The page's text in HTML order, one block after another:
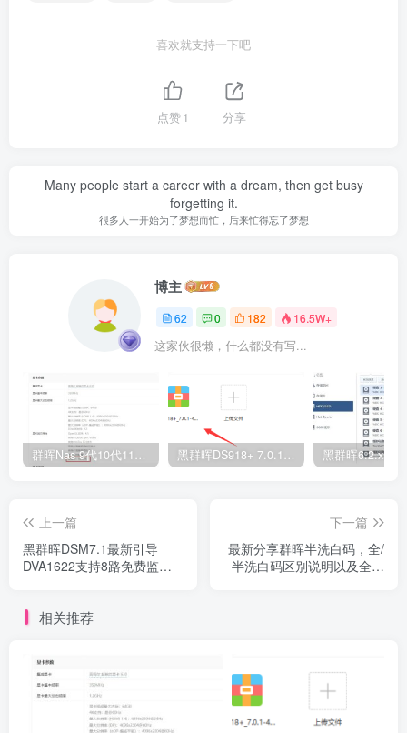
喜欢就支持一下吧
点赞1 分享
Many people start a career with a dream, then get busy
forgetting it.
很多人一开始为了梦想而忙，后来忙得忘了梦想
博主
62 0 182 16.5W+
这家伙很懒，什么都没有写...
群晖Nas 9代10代11代cpu安装DS918核显不显示、无法硬解的设置说明（支持DSM6.X和DSM7.X，支持虚拟机环境） 黑群晖DS918+ 7.0.1.42218二合一引导镜像（附下载地址）
上一篇
黑群晖DSM7.1最新引导
DVA1622支持8路免费监控
下一篇
最新分享群晖半洗白码，全/
半洗白码区别说明以及全、
相关推荐